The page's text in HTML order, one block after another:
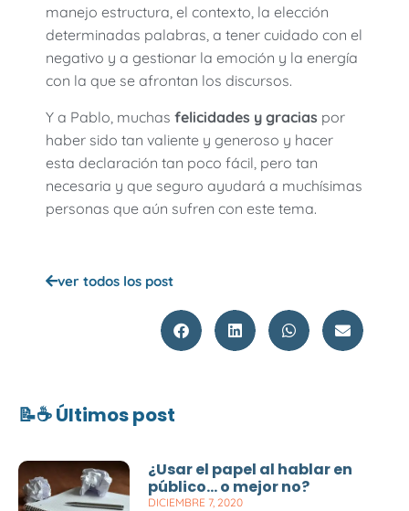
manejo estructura, el contexto, la elección
determinadas palabras, a tener cuidado con el
negativo y a gestionar la emoción y la energía
con la que se afrontan los discursos.
Y a Pablo, muchas felicidades y gracias por
haber sido tan valiente y generoso y hacer
esta declaración tan poco fácil, pero tan
necesaria y que seguro ayudará a muchísimas
personas que aún sufren con este tema.
ver todos los post
📝☕ Últimos post
¿Usar el papel al hablar en
público… o mejor no?
DICIEMBRE 7, 2020